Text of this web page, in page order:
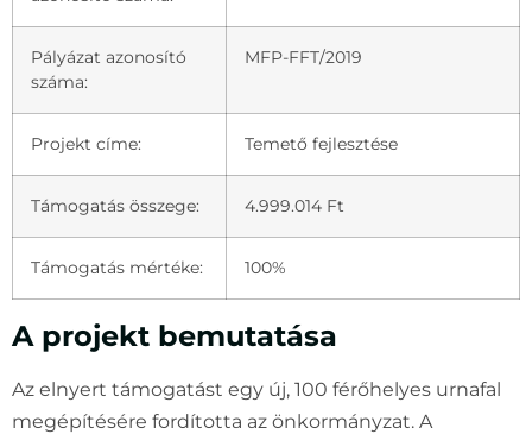
Pályázat azonosító
száma:
MFP-FFT/2019
Projekt címe: Temető fejlesztése
Támogatás összege: 4.999.014 Ft
Támogatás mértéke: 100%
A projekt bemutatása
Az elnyert támogatást egy új, 100 férőhelyes urnafal
megépítésére fordította az önkormányzat. A